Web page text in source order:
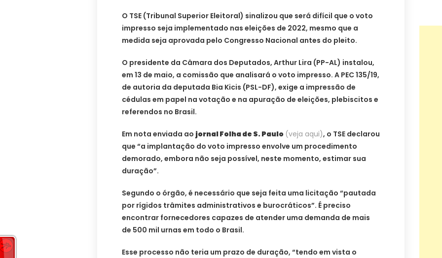
O TSE (Tribunal Superior Eleitoral) sinalizou que será difícil que o voto
impresso seja implementado nas eleições de 2022, mesmo que a
medida seja aprovada pelo Congresso Nacional antes do pleito.
O presidente da Câmara dos Deputados, Arthur Lira (PP-AL) instalou,
em 13 de maio, a comissão que analisará o voto impresso. A PEC 135/19,
de autoria da deputada Bia Kicis (PSL-DF), exige a impressão de
cédulas em papel na votação e na apuração de eleições, plebiscitos e
referendos no Brasil.
Em nota enviada ao jornal Folha de S. Paulo (veja aqui), o TSE declarou
que “a implantação do voto impresso envolve um procedimento
demorado, embora não seja possível, neste momento, estimar sua
duração”.
Segundo o órgão, é necessário que seja feita uma licitação “pautada
por rígidos trâmites administrativos e burocráticos”. É preciso
encontrar fornecedores capazes de atender uma demanda de mais
de 500 mil urnas em todo o Brasil.
Esse processo não teria um prazo de duração, “tendo em vista o